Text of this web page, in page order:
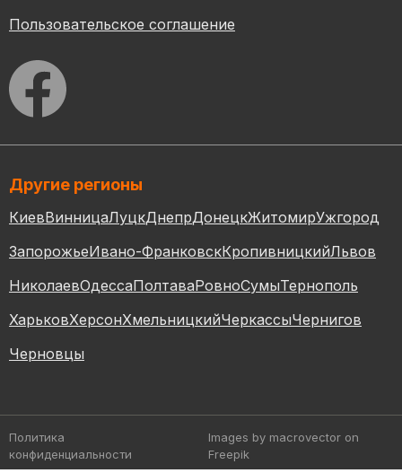
Пользовательское соглашение
Другие регионы
КиевВинницаЛуцкДнепрДонецкЖитомирУжгород
ЗапорожьеИвано-ФранковскКропивницкийЛьвов
НиколаевОдессаПолтаваРовноСумыТернополь
ХарьковХерсонХмельницкийЧеркассыЧернигов
Черновцы
Политика
конфиденциальности
Images by macrovectoron
Freepik